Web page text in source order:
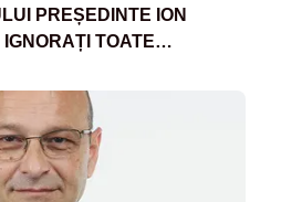
PREȘEDINTE ION
IGNORAȚI TOATE